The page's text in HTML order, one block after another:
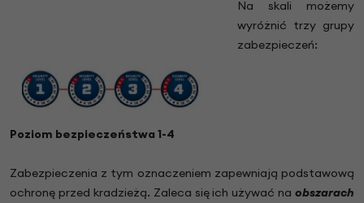
Na skali możemy
wyróżnić trzy grupy
zabezpieczeń:
Poziom bezpieczeństwa 1-4
Zabezpieczenia z tym oznaczeniem zapewniają podstawową
ochronę przed kradzieżą. Zaleca się ich używać na obszarach